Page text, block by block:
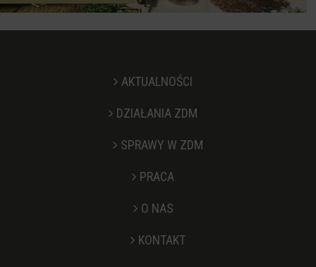
AKTUALNOŚCI
DZIAŁANIA ZDM
SPRAWY W ZDM
PRACA
O NAS
KONTAKT